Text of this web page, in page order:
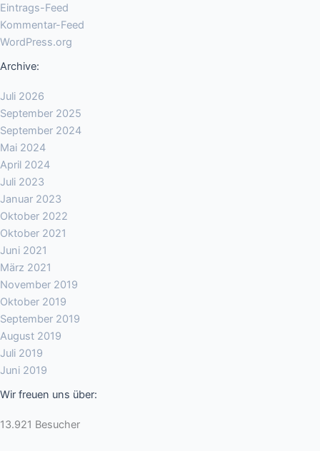
Eintrags-Feed
Kommentar-Feed
WordPress.org
Archive:
Juli 2026
September 2025
September 2024
Mai 2024
April 2024
Juli 2023
Januar 2023
Oktober 2022
Oktober 2021
Juni 2021
März 2021
November 2019
Oktober 2019
September 2019
August 2019
Juli 2019
Juni 2019
Wir freuen uns über:
13.921 Besucher